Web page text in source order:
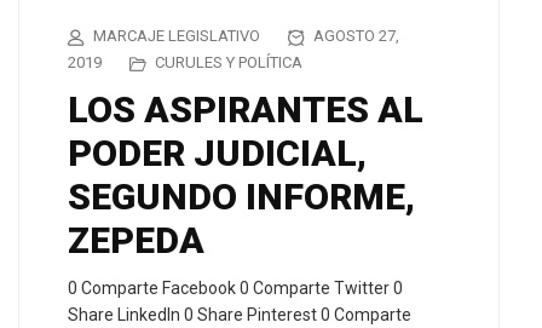
MARCAJE LEGISLATIVO
AGOSTO 27,
2019
CURULES Y POLÍTICA
LOS ASPIRANTES AL
PODER JUDICIAL,
SEGUNDO INFORME,
ZEPEDA
0 Comparte Facebook 0 Comparte Twitter 0
Share LinkedIn 0 Share Pinterest 0 Comparte